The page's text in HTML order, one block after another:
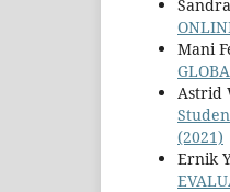
Mani
Astrid
(2021)
Ernik